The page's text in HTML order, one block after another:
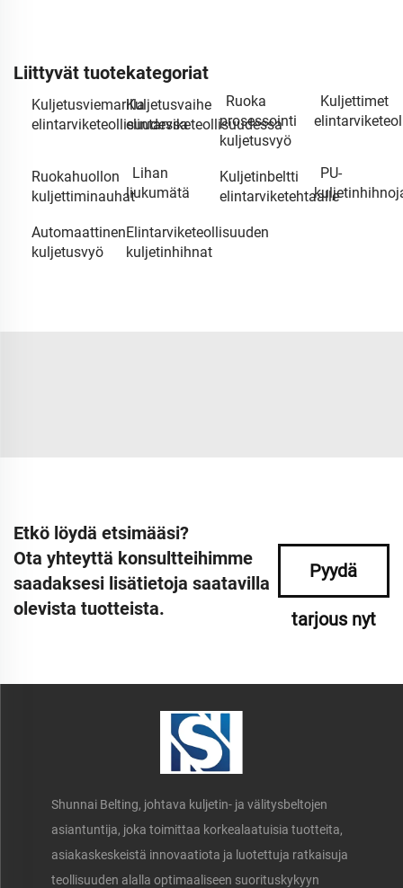
Liittyvät tuotekategoriat
Kuljetusviemarilla
elintarviketeollisuudessa
Kuljetusvaihe
elintarviketeollisuudessa
Ruoka
prosessointi
kuljetusvyö
Kuljettimet
Ruokahuollon
kuljettiminauhat
Lihan
liukumätä
Kuljetinbeltti
elintarviketehtaalle
PU-
Automaattinen
kuljetusvyö
Elintarviketeollisuuden
kuljetinhihnat
Etkö löydä etsimääsi?
Ota yhteyttä konsultteihimme
saadaksesi lisätietoja saatavilla
olevista tuotteista.
Pyydä
tarjous nyt
Shunnai Belting, johtava kuljetin- ja välitysbeltojen
asiantuntija, joka toimittaa korkealaatuisia tuotteita,
asiakaskeskeistä innovaatiota ja luotettuja ratkaisuja
teollisuuden alalla optimaaliseen suorituskykyyn